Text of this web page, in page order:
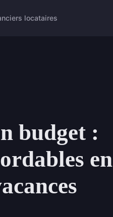
locataires
budget :
en